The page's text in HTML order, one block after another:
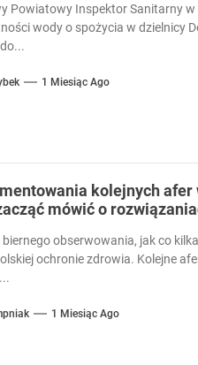
Powiatowy Inspektor Sanitarny w
wody o spożycia w dzielnicy
1 Miesiąc Ago
kolejnych afer
mówić o
biernego obserwowania, jak co
ochronie zdrowia. Kolejne
1 Miesiąc Ago